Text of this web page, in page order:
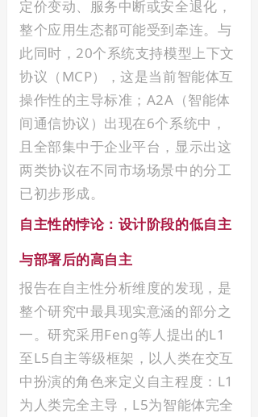
定价变动、服务中断或安全退化，
整个应用生态都可能受到牵连。与
此同时，20个系统支持模型上下文
协议（MCP），这是当前智能体互
操作性的主导标准；A2A（智能体
间通信协议）出现在6个系统中，
且全部集中于企业平台，显示出这
两类协议在不同市场场景中的分工
已初步形成。
自主性的悖论：设计阶段的低自主
与部署后的高自主
报告在自主性分析维度的发现，是
整个研究中最具现实意涵的部分之
一。研究采用Feng等人提出的L1
至L5自主等级框架，以人类在交互
中扮演的角色来定义自主程度：L1
为人类完全主导，L5为智能体完全